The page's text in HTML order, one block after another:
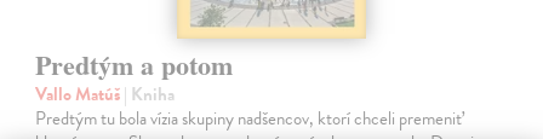
Predtým a potom
Vallo Matúš| Kniha
Predtým tu bola vízia skupiny nadšencov, ktorí chceli premeniť